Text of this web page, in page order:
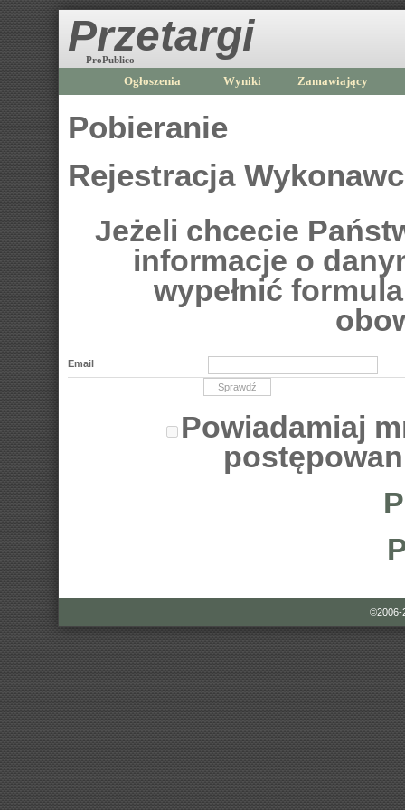
Przetargi
ProPublico
Ogłoszenia Wyniki Zamawiający
Pobieranie
Rejestracja
Jeżeli chcecie
informacje o
wypełnić
Email
Powiadamiaj
©2006-